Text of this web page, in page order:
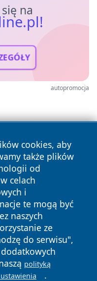
na
autopromocja
cookies, aby
także plików
od
celach
i
te mogą być
naszych
ze
do serwisu",
polityką
.
prawa
Polityka
Cookies